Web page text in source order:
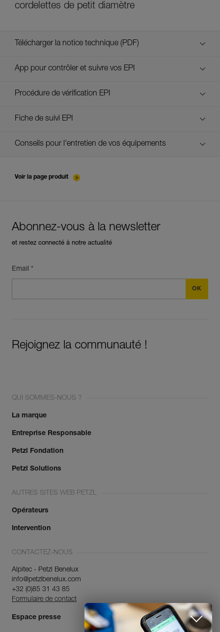
cordelettes de petit diamètre
Télécharger la notice technique (PDF)
Technical Notice
App pour contrôler et suivre vos EPI
découvrez ePPEcentre
Procédure de vérification EPI
verif-EPI-poulies-procedure-FR
Fiche de suivi EPI
verif-EPI-poulies-suivi-FR
Conseils pour l'entretien de vos équipements
Voir la page produit
Abonnez-vous à la newsletter
et restez connecté à notre actualité
Email *
Rejoignez la communauté !
QUI SOMMES-NOUS ?
La marque
Entreprise Responsable
Petzl Fondation
Petzl Solutions
AUTRES SITES WEB PETZL
Opérateurs
Intervention
CONTACTEZ-NOUS
Alpitec - Petzl Benelux
info@petzlbenelux.com
+32 (0)85 31 43 85
Formulaire de contact
Espace presse